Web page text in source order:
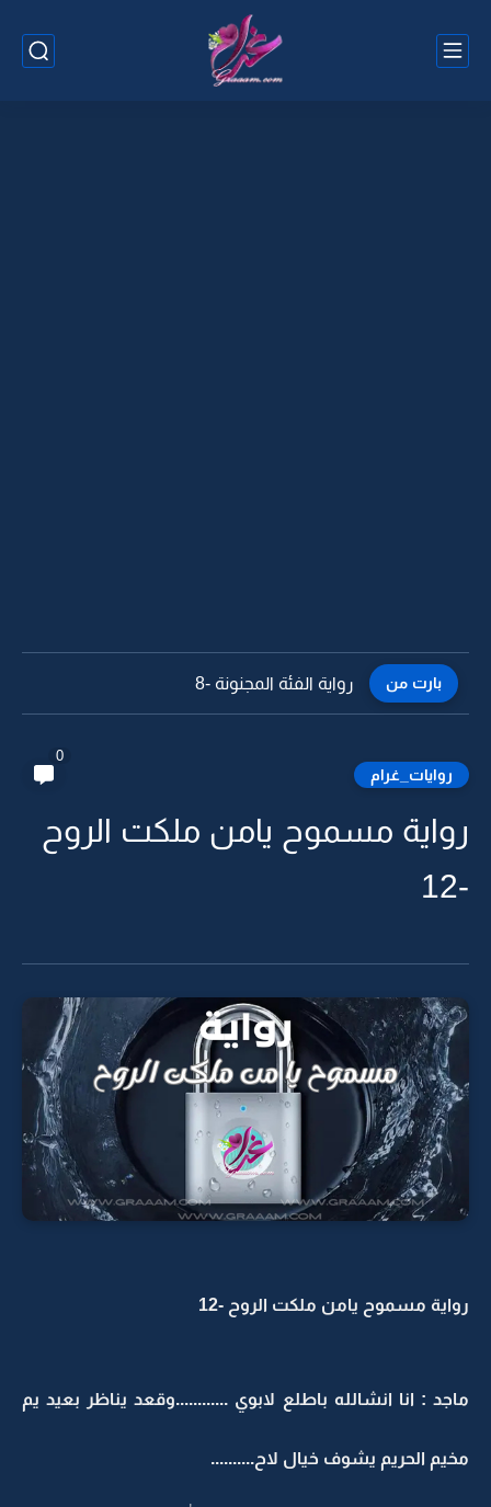
بارت من رواية الفئة المجنونة -7
روايات_غرام
0
رواية مسموح يامن ملكت الروح
-12
رواية مسموح يامن ملكت الروح -12
ماجد : انا انشالله باطلع لابوي ............وقعد يناظر بعيد يم
مخيم الحريم يشوف خيال لاح..........